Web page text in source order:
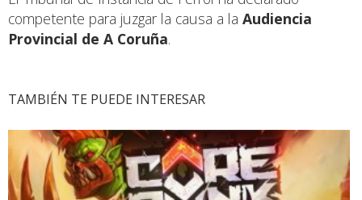
competente para juzgar la causa a la Audiencia
Provincial de A Coruña.
TAMBIÉN TE PUEDE INTERESAR